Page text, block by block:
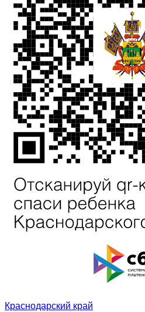
Краснодарский край